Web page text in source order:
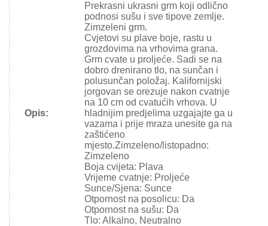
Opis:
Prekrasni ukrasni grm koji odlično
podnosi sušu i sve tipove zemlje.
Zimzeleni grm.
Cvjetovi su plave boje, rastu u
grozdovima na vrhovima grana.
Grm cvate u proljeće. Sadi se na
dobro drenirano tlo, na sunčan i
polusunčan položaj. Kalifornijski
jorgovan se orezuje nakon cvatnje
na 10 cm od cvatućih vrhova. U
hladnijim predjelima uzgajajte ga u
vazama i prije mraza unesite ga na
zaštićeno
mjesto.Zimzeleno/listopadno:
Zimzeleno
Boja cvijeta: Plava
Vrijeme cvatnje: Proljeće
Sunce/Sjena: Sunce
Otpornost na posolicu: Da
Otpornost na sušu: Da
Tlo: Alkalno, Neutralno